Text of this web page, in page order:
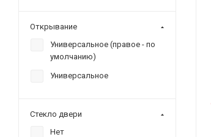
Открывание
Универсальное (правое - по
умолчанию)
Универсальное
Стекло двери
Нет